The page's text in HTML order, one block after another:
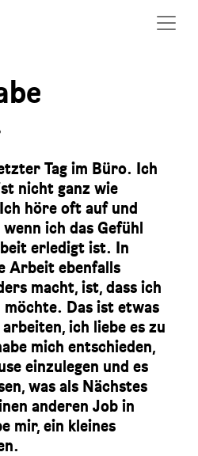
Tag im Büro. Ich
nicht ganz wie
höre oft auf und
ich das Gefühl
erledigt ist. In
Arbeit ebenfalls
macht, ist, dass ich
Das ist etwas
ich liebe es zu
mich entschieden,
einzulegen und es
was als Nächstes
anderen Job in
mir, ein kleines